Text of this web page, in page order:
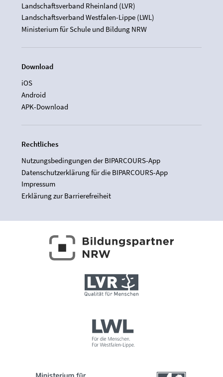
Landschaftsverband Rheinland (LVR)
Landschaftsverband Westfalen-Lippe (LWL)
Ministerium für Schule und Bildung NRW
Download
iOS
Android
APK-Download
Rechtliches
Nutzungsbedingungen der BIPARCOURS-App
Datenschutzerklärung für die BIPARCOURS-App
Impressum
Erklärung zur Barrierefreiheit